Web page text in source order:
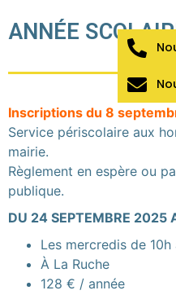
ANNÉE
Inscriptions du 8
Service périscolaire aux
mairie.
Règlement en espère ou
publique.
DU 24 SEPTEMBRE 2025
Les mercredis de 10h
À La Ruche
128 € / année